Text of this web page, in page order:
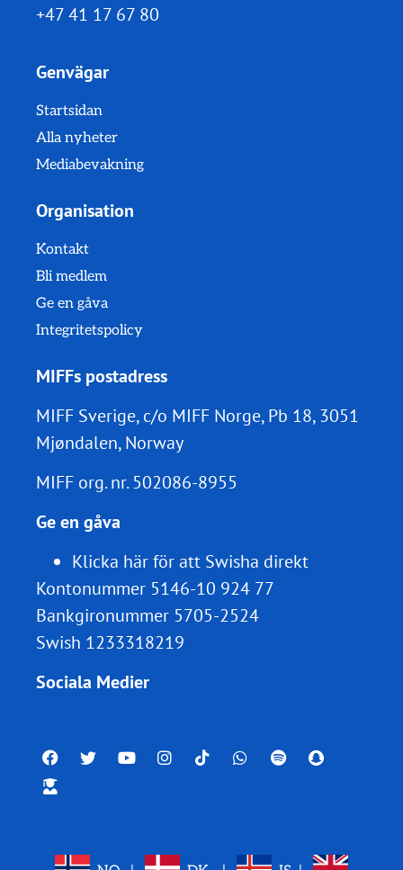
+47 41 17 67 80
Genvägar
Startsidan
Alla nyheter
Mediabevakning
Organisation
Kontakt
Bli medlem
Ge en gåva
Integritetspolicy
MIFFs postadress
MIFF Sverige, c/o MIFF Norge, Pb 18, 3051
Mjøndalen, Norway
MIFF org. nr.502086-8955
Ge en gåva
Klicka här för att Swisha direkt
Kontonummer 5146-10 924 77
Bankgironummer 5705-2524
Swish 1233318219
Sociala Medier